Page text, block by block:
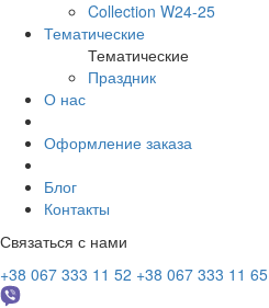
Collection W24-25
Тематические
Тематические
Праздник
О нас
Оформление заказа
Блог
Контакты
Связаться с нами
+38 067 333 11 52 +38 067 333 11 65